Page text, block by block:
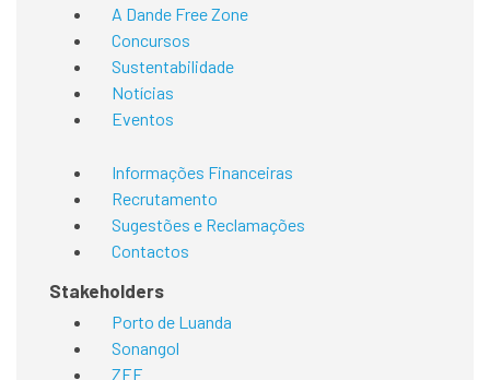
A Dande Free Zone
Concursos
Sustentabilidade
Notícias
Eventos
Informações Financeiras
Recrutamento
Sugestões e Reclamações
Contactos
Stakeholders
Porto de Luanda
Sonangol
ZEE